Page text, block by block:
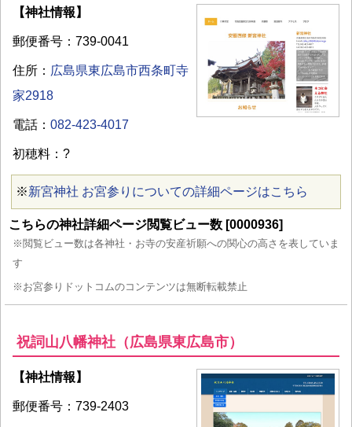
【神社情報】
郵便番号：739-0041
住所： 広島県東広島市西条町寺
家2918
電話： 082-423-4017
初穂料：?
※新宮神社 お宮参りについての詳細ページはこちら
こちらの神社詳細ページ閲覧ビュー数 [0000936]
※閲覧ビュー数は各神社・お寺の安産祈願への関心の高さを表していま
す
※お宮参りドットコムのコンテンツは無断転載禁止
祝詞山八幡神社（広島県東広島市）
【神社情報】
郵便番号：739-2403